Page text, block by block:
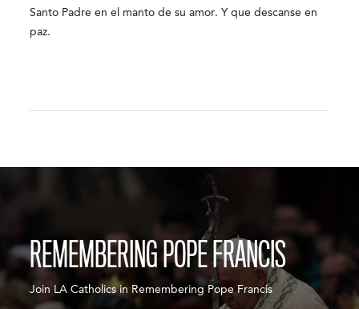
Santo Padre en el manto de su amor. Y que descanse en
paz.
REMEMBERING POPE FRANCIS
Join LA Catholics in Remembering Pope Francis